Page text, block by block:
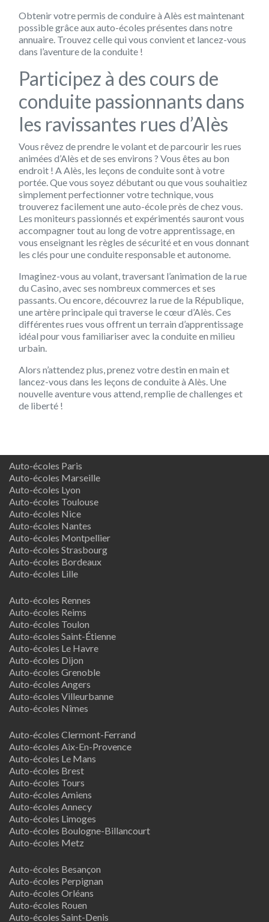
Obtenir votre permis de conduire à Alès est maintenant
possible grâce aux auto-écoles présentes dans notre
annuaire. Trouvez celle qui vous convient et lancez-vous
dans l’aventure de la conduite !
Participez à des cours de
conduite passionnants dans
les ravissantes rues d’Alès
Vous rêvez de prendre le volant et de parcourir les rues
animées d’Alès et de ses environs ? Vous êtes au bon
endroit ! A Alès, les leçons de conduite sont à votre
portée. Que vous soyez débutant ou que vous souhaitiez
simplement perfectionner votre technique, vous
trouverez facilement une auto-école près de chez vous.
Les moniteurs passionnés et expérimentés sauront vous
accompagner tout au long de votre apprentissage, en
vous enseignant les règles de sécurité et en vous donnant
les clés pour une conduite responsable et autonome.
Imaginez-vous au volant, traversant l’animation de la rue
du Casino, avec ses nombreux commerces et ses
passants. Ou encore, découvrez la rue de la République,
une artère principale qui traverse le cœur d’Alès. Ces
différentes rues vous offrent un terrain d’apprentissage
idéal pour vous familiariser avec la conduite en milieu
urbain.
Alors n’attendez plus, prenez votre destin en main et
lancez-vous dans les leçons de conduite à Alès. Une
nouvelle aventure vous attend, remplie de challenges et
de liberté !
Auto-écoles Paris
Auto-écoles Marseille
Auto-écoles Lyon
Auto-écoles Toulouse
Auto-écoles Nice
Auto-écoles Nantes
Auto-écoles Montpellier
Auto-écoles Strasbourg
Auto-écoles Bordeaux
Auto-écoles Lille
Auto-écoles Rennes
Auto-écoles Reims
Auto-écoles Toulon
Auto-écoles Saint-Étienne
Auto-écoles Le Havre
Auto-écoles Dijon
Auto-écoles Grenoble
Auto-écoles Angers
Auto-écoles Villeurbanne
Auto-écoles Nîmes
Auto-écoles Clermont-Ferrand
Auto-écoles Aix-En-Provence
Auto-écoles Le Mans
Auto-écoles Brest
Auto-écoles Tours
Auto-écoles Amiens
Auto-écoles Annecy
Auto-écoles Limoges
Auto-écoles Boulogne-Billancourt
Auto-écoles Metz
Auto-écoles Besançon
Auto-écoles Perpignan
Auto-écoles Orléans
Auto-écoles Rouen
Auto-écoles Saint-Denis